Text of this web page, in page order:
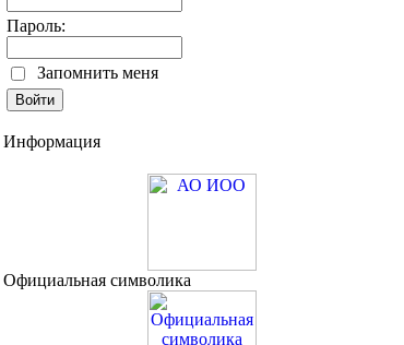
Пароль:
Запомнить меня
Информация
Официальная символика